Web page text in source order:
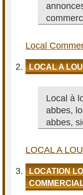
Local
LOCAL A
Local à
abbes,
abbes,
LOCAL A
LOCATION